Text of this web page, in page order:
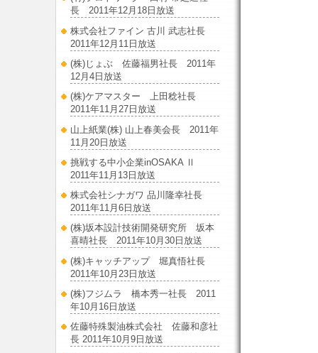
長 2011年12月18日放送
株式会社ファイン 古川 武志社長
2011年12月11日放送
(株)じょぶ 佐藤福男社長 2011年
12月4日放送
(株)ケアマスター 上田稔社長
2011年11月27日放送
山上紙業(株) 山上春美会長 2011年
11月20日放送
挑戦する中小企業inOSAKA Ⅱ
2011年11月13日放送
株式会社シナガワ 品川隆幸社長
2011年11月6日放送
(株)坂本設計技術開発研究所 坂本
喜晴社長 2011年10月30日放送
(株)キャッチアップ 堀真悟社長
2011年10月23日放送
(株)フジムラ 橋本秀一社長 2011
年10月16日放送
佐藤特殊製油株式会社 佐藤和彦社
長 2011年10月9日放送